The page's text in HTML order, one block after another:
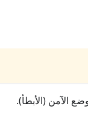
الآمن (الأبطأ).